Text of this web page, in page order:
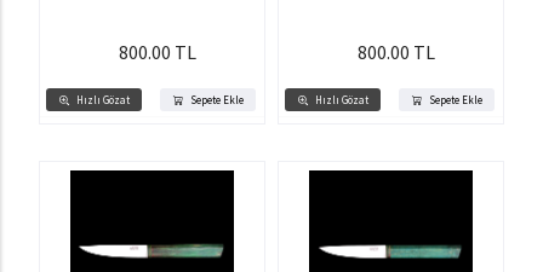
Hızlı Gözat Sepete Ekle
800.00 TL
Hızlı Gözat Sepete Ekle
800.00 TL